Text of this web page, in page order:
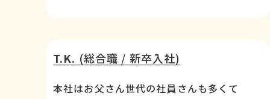
T.K. (総合職 / 新卒入社)
本社はお父さん世代の社員さんも多くて